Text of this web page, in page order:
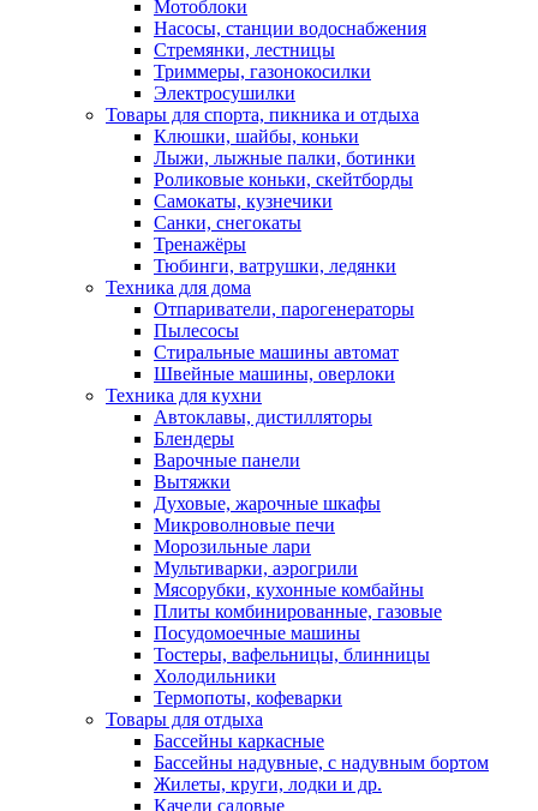
Мотоблоки
Насосы, станции водоснабжения
Стремянки, лестницы
Триммеры, газонокосилки
Электросушилки
Товары для спорта, пикника и отдыха
Клюшки, шайбы, коньки
Лыжи, лыжные палки, ботинки
Роликовые коньки, скейтборды
Самокаты, кузнечики
Санки, снегокаты
Тренажёры
Тюбинги, ватрушки, ледянки
Техника для дома
Отпариватели, парогенераторы
Пылесосы
Стиральные машины автомат
Швейные машины, оверлоки
Техника для кухни
Автоклавы, дистилляторы
Блендеры
Варочные панели
Вытяжки
Духовые, жарочные шкафы
Микроволновые печи
Морозильные лари
Мультиварки, аэрогрили
Мясорубки, кухонные комбайны
Плиты комбинированные, газовые
Посудомоечные машины
Тостеры, вафельницы, блинницы
Холодильники
Термопоты, кофеварки
Товары для отдыха
Бассейны каркасные
Бассейны надувные, с надувным бортом
Жилеты, круги, лодки и др.
Качели садовые